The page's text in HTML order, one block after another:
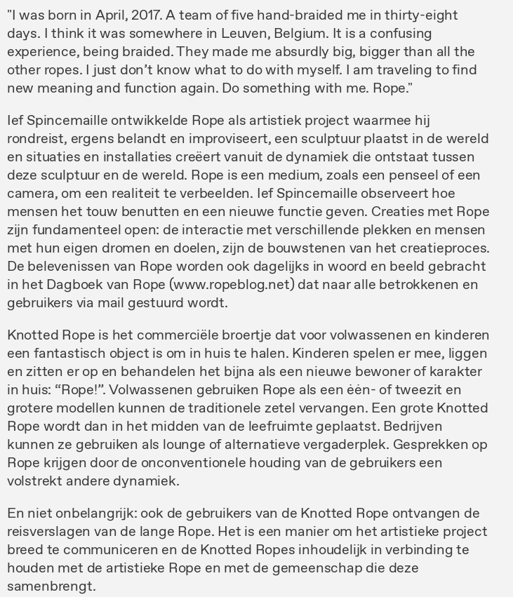
"I was born in April, 2017. A team of five hand-braided me in thirty-eight
days. I think it was somewhere in Leuven, Belgium. It is a confusing
experience, being braided. They made me absurdly big, bigger than all the
other ropes. I just don’t know what to do with myself. I am traveling to find
new meaning and function again. Do something with me. Rope."
Ief Spincemaille ontwikkelde Rope als artistiek project waarmee hij
rondreist, ergens belandt en improviseert, een sculptuur plaatst in de wereld
en situaties en installaties creëert vanuit de dynamiek die ontstaat tussen
deze sculptuur en de wereld. Rope is een medium, zoals een penseel of een
camera, om een realiteit te verbeelden. Ief Spincemaille observeert hoe
mensen het touw benutten en een nieuwe functie geven. Creaties met Rope
zijn fundamenteel open: de interactie met verschillende plekken en mensen
met hun eigen dromen en doelen, zijn de bouwstenen van het creatieproces.
De belevenissen van Rope worden ook dagelijks in woord en beeld gebracht
in het Dagboek van Rope (www.ropeblog.net) dat naar alle betrokkenen en
gebruikers via mail gestuurd wordt.
Knotted Rope is het commerciële broertje dat voor volwassenen en kinderen
een fantastisch object is om in huis te halen. Kinderen spelen er mee, liggen
en zitten er op en behandelen het bijna als een nieuwe bewoner of karakter
in huis: “Rope!”. Volwassenen gebruiken Rope als een ėėn- of tweezit en
grotere modellen kunnen de traditionele zetel vervangen. Een grote Knotted
Rope wordt dan in het midden van de leefruimte geplaatst. Bedrijven
kunnen ze gebruiken als lounge of alternatieve vergaderplek. Gesprekken op
Rope krijgen door de onconventionele houding van de gebruikers een
volstrekt andere dynamiek.
En niet onbelangrijk: ook de gebruikers van de Knotted Rope ontvangen de
reisverslagen van de lange Rope. Het is een manier om het artistieke project
breed te communiceren en de Knotted Ropes inhoudelijk in verbinding te
houden met de artistieke Rope en met de gemeenschap die deze
samenbrengt.